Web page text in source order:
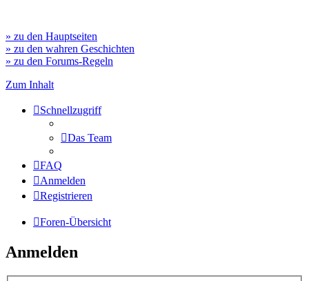
» zu den Hauptseiten
» zu den wahren Geschichten
» zu den Forums-Regeln
Zum Inhalt
Schnellzugriff
Das Team
FAQ
Anmelden
Registrieren
Foren-Übersicht
Anmelden